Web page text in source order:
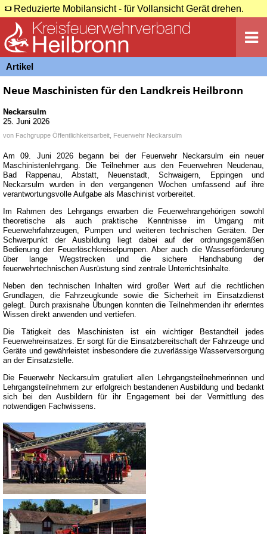
Reduzierte Mobilansicht - für Vollansicht Gerät drehen.
Artikel
Neue Maschinisten für den Landkreis Heilbronn
Neckarsulm
25. Juni 2026
von Fachgruppe Öffentlichkeitsarbeit, Feuerwehr Neckarsulm
Am 09. Juni 2026 begann bei der Feuerwehr Neckarsulm ein neuer
Maschinistenlehrgang. Die Teilnehmer aus den Feuerwehren Neudenau,
Bad Rappenau, Abstatt, Neuenstadt, Schwaigern, Eppingen und
Neckarsulm wurden in den vergangenen Wochen umfassend auf ihre
verantwortungsvolle Aufgabe als Maschinist vorbereitet.
Im Rahmen des Lehrgangs erwarben die Feuerwehrangehörigen sowohl
theoretische als auch praktische Kenntnisse im Umgang mit
Feuerwehrfahrzeugen, Pumpen und weiteren technischen Geräten. Der
Schwerpunkt der Ausbildung liegt dabei auf der ordnungsgemäßen
Bedienung der Feuerlöschkreiselpumpen. Aber auch die Wasserförderung
über lange Wegstrecken und die sichere Handhabung der
feuerwehrtechnischen Ausrüstung sind zentrale Unterrichtsinhalte.
Neben den technischen Inhalten wird großer Wert auf die rechtlichen
Grundlagen, die Fahrzeugkunde sowie die Sicherheit im Einsatzdienst
gelegt. Durch praxisnahe Übungen konnten die Teilnehmenden ihr erlerntes
Wissen direkt anwenden und vertiefen.
Die Tätigkeit des Maschinisten ist ein wichtiger Bestandteil jedes
Feuerwehreinsatzes. Er sorgt für die Einsatzbereitschaft der Fahrzeuge und
Geräte und gewährleistet insbesondere die zuverlässige Wasserversorgung
an der Einsatzstelle.
Die Feuerwehr Neckarsulm gratuliert allen Lehrgangsteilnehmerinnen und
Lehrgangsteilnehmern zur erfolgreich bestandenen Ausbildung und bedankt
sich bei den Ausbildern für ihr Engagement bei der Vermittlung des
notwendigen Fachwissens.